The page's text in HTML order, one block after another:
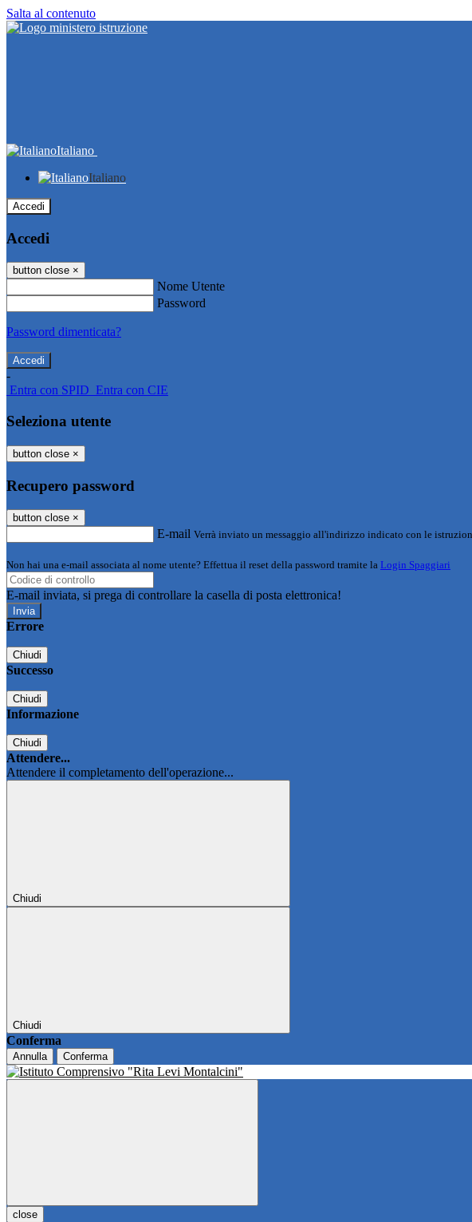
Salta al contenuto
Italiano
Italiano
Accedi
Accedi
button close ×
Nome Utente
Password
Password dimenticata?
-
Entra con SPID Entra con CIE
Seleziona utente
button close ×
Recupero password
button close ×
E-mail Verrà inviato un messaggio all'indirizzo indicato con le
Non hai una e-mail associata al nome utente? Effettua il reset della password tramite la Login Spaggiari
E-mail inviata, si prega di controllare la casella di posta elettronica!
Errore
Chiudi
Successo
Chiudi
Informazione
Chiudi
Attendere...
Attendere il completamento dell'operazione...
Chiudi
Chiudi
Conferma
Annulla Conferma
close